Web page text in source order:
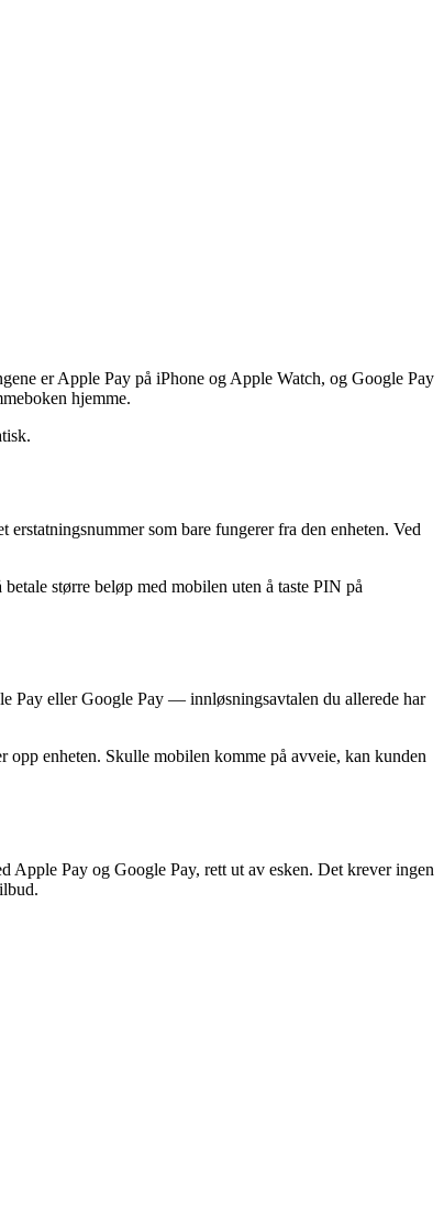
er Apple Pay på iPhone og Apple Watch, og Google Pay
hjemme.
som bare fungerer fra den enheten. Ved
større beløp med mobilen uten å taste PIN på
Pay eller Google Pay — innløsningsavtalen du allerede har
opp enheten. Skulle mobilen komme på avveie, kan kunden
Pay og Google Pay, rett ut av esken. Det krever ingen